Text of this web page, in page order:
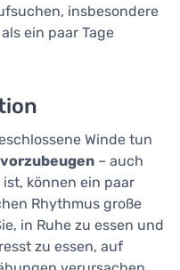
insbesondere
ein paar Tage
Winde tun
– auch
können ein paar
Rhythmus große
in Ruhe zu essen und
zu essen, auf